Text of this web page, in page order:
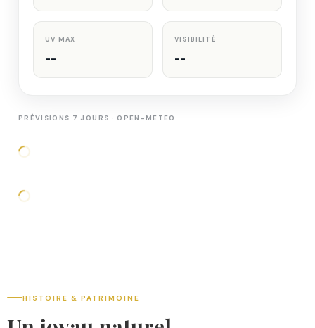
UV MAX
--
VISIBILITÉ
--
PRÉVISIONS 7 JOURS · OPEN-METEO
HISTOIRE & PATRIMOINE